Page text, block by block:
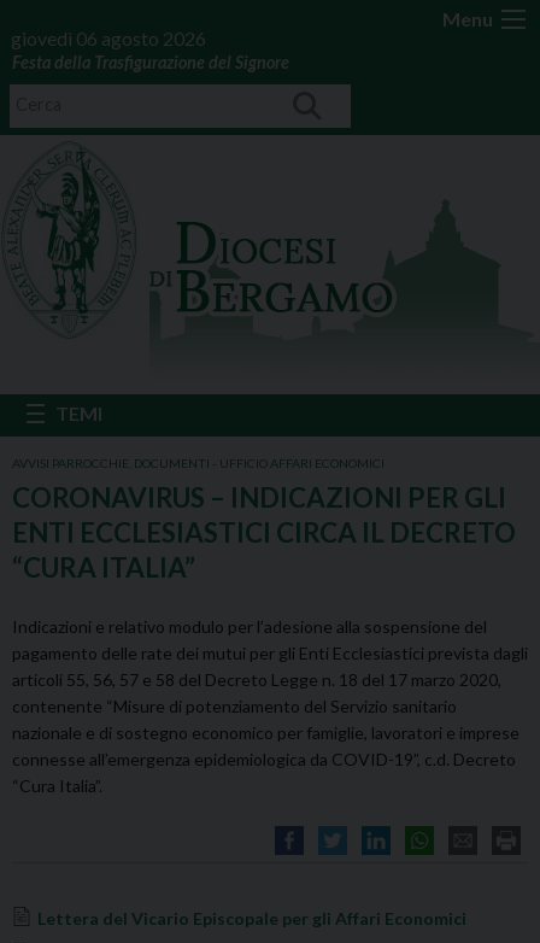
Menu
giovedì 06 agosto 2026
Festa della Trasfigurazione del Signore
AVVISI PARROCCHIE DOCUMENTI - UFFICIO AFFARI ECONOMICI
CORONAVIRUS – INDICAZIONI PER GLI
ENTI ECCLESIASTICI CIRCA IL DECRETO
“CURA ITALIA”
Indicazioni e relativo modulo per l’adesione alla sospensione del
pagamento delle rate dei mutui per gli Enti Ecclesiastici prevista dagli
articoli 55, 56, 57 e 58 del Decreto Legge n. 18 del 17 marzo 2020,
contenente “Misure di potenziamento del Servizio sanitario
nazionale e di sostegno economico per famiglie, lavoratori e imprese
connesse all’emergenza epidemiologica da COVID-19”, c.d. Decreto
“Cura Italia”.
Lettera del Vicario Episcopale per gli Affari Economici